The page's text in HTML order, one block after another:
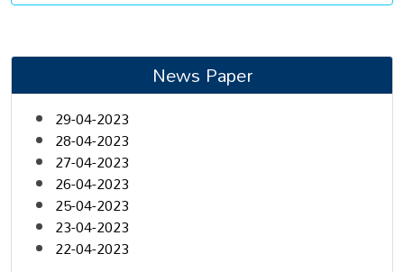
News Paper
29-04-2023
28-04-2023
27-04-2023
26-04-2023
25-04-2023
23-04-2023
22-04-2023